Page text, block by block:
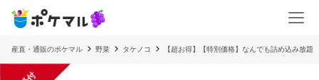
産直・通販のポケマル 野菜 タケノコ 【超お得】【特別価格】なんでも詰め込み放